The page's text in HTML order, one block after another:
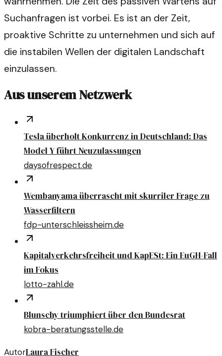
Suchanfragen ist vorbei. Es ist an der Zeit,
proaktive Schritte zu unternehmen und sich auf
die instabilen Wellen der digitalen Landschaft
einzulassen.
Aus unserem Netzwerk
Tesla überholt Konkurrenz in Deutschland: Das
Model Y führt Neuzulassungen
daysofrespect.de
Wembanyama überrascht mit skurriler Frage zu
Wasserfiltern
fdp-unterschleissheim.de
Kapitalverkehrsfreiheit und KapESt: Ein EuGH-Fall
im Fokus
lotto-zahl.de
Blunschy triumphiert über den Bundesrat
kobra-beratungsstelle.de
AutorLaura Fischer